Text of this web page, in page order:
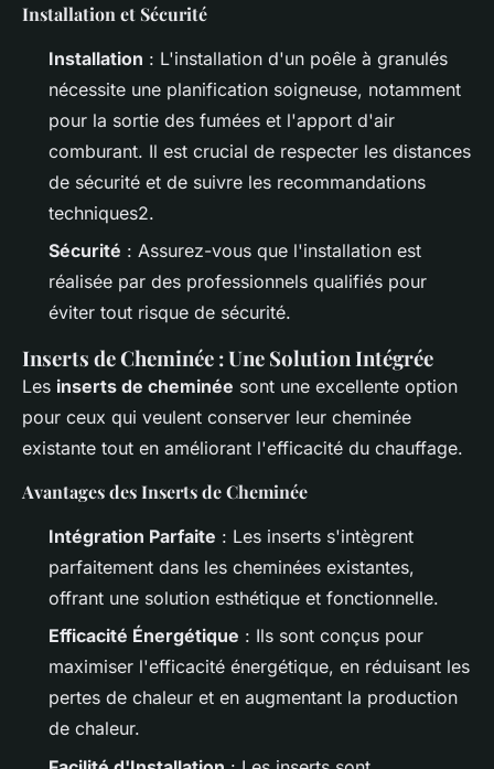
Installation et Sécurité
Installation : L'installation d'un poêle à granulés
nécessite une planification soigneuse, notamment
pour la sortie des fumées et l'apport d'air
comburant. Il est crucial de respecter les distances
de sécurité et de suivre les recommandations
techniques2.
Sécurité : Assurez-vous que l'installation est
réalisée par des professionnels qualifiés pour
éviter tout risque de sécurité.
Inserts de Cheminée : Une Solution Intégrée
Les inserts de cheminée sont une excellente option
pour ceux qui veulent conserver leur cheminée
existante tout en améliorant l'efficacité du chauffage.
Avantages des Inserts de Cheminée
Intégration Parfaite : Les inserts s'intègrent
parfaitement dans les cheminées existantes,
offrant une solution esthétique et fonctionnelle.
Efficacité Énergétique : Ils sont conçus pour
maximiser l'efficacité énergétique, en réduisant les
pertes de chaleur et en augmentant la production
de chaleur.